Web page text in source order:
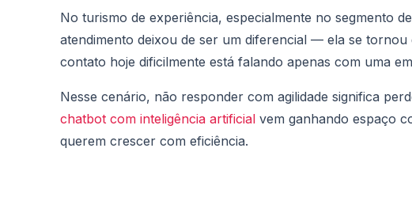
No turismo de experiência, especialmente no segmento
atendimento deixou de ser um diferencial — ela se tornou
contato hoje dificilmente está falando apenas com uma
Nesse cenário, não responder com agilidade significa
chatbot com inteligência artificial vem ganhando espaço
querem crescer com eficiência.